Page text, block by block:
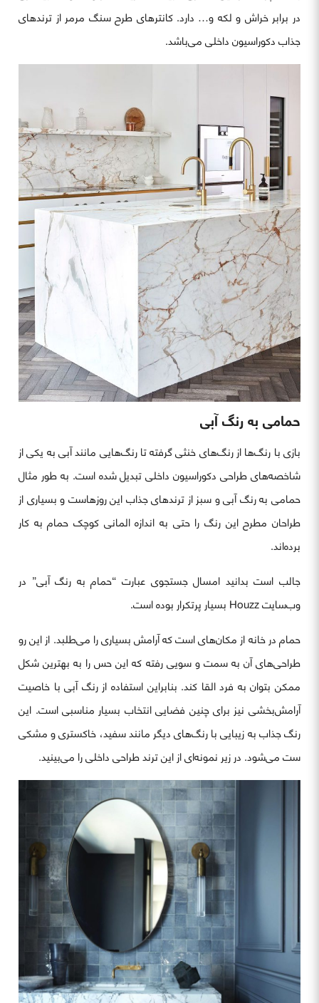
در برابر خراش و لکه و… دارد. کانترهای طرح سنگ مرمر از ترندهای
جذاب دکوراسیون داخلی می‌باشد.
حمامی به رنگ آبی
بازی با رنگ‌ها از رنگ‌های خنثی گرفته تا رنگ‌هایی مانند آبی به یکی از
شاخصه‌های طراحی دکوراسیون داخلی تبدیل شده است. به طور مثال
حمامی به رنگ آبی و سبز از ترندهای جذاب این روزهاست و بسیاری از
طراحان مطرح این رنگ را حتی به اندازه المانی کوچک حمام به کار
برده‌اند.
جالب است بدانید امسال جستجوی عبارت “حمام به رنگ آبی” در
وب‌سایت Houzz بسیار پرتکرار بوده است.
حمام در خانه از مکان‌های است که آرامش بسیاری را می‌طلبد. از این رو
طراحی‌های آن به سمت و سویی رفته که این حس را به بهترین شکل
ممکن بتوان به فرد القا کند. بنابراین استفاده از رنگ آبی با خاصیت
آرامش‌بخشی نیز برای چنین فضایی انتخاب بسیار مناسبی است. این
رنگ جذاب به زیبایی با رنگ‌های دیگر مانند سفید، خاکستری و مشکی
ست می‌شود. در زیر نمونه‌ای از این ترند طراحی داخلی را می‌بینید.